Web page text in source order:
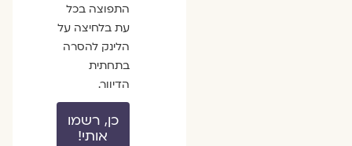
התפוצה בכל
עת בלחיצה על
הלינק להסרה
בתחתית
הדיוור.
כן, רשמו
אותי!